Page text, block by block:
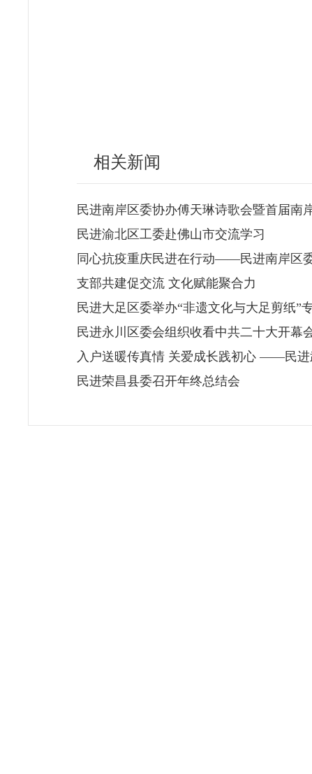
相关新闻
民进南岸区委协办傅天琳诗歌会暨首届南
民进渝北区工委赴佛山市交流学习
同心抗疫重庆民进在行动——民进南岸区
支部共建促交流 文化赋能聚合力
民进大足区委举办“非遗文化与大足剪纸”
民进永川区委会组织收看中共二十大开幕
入户送暖传真情 关爱成长践初心 ——民
民进荣昌县委召开年终总结会